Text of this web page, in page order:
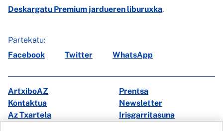
Deskargatu Premium jardueren liburuxka.
Partekatu:
Facebook
Twitter WhatsApp
ArtxiboAZ
Prentsa
Kontaktua
Newsletter
Az Txartela
Irisgarritasuna